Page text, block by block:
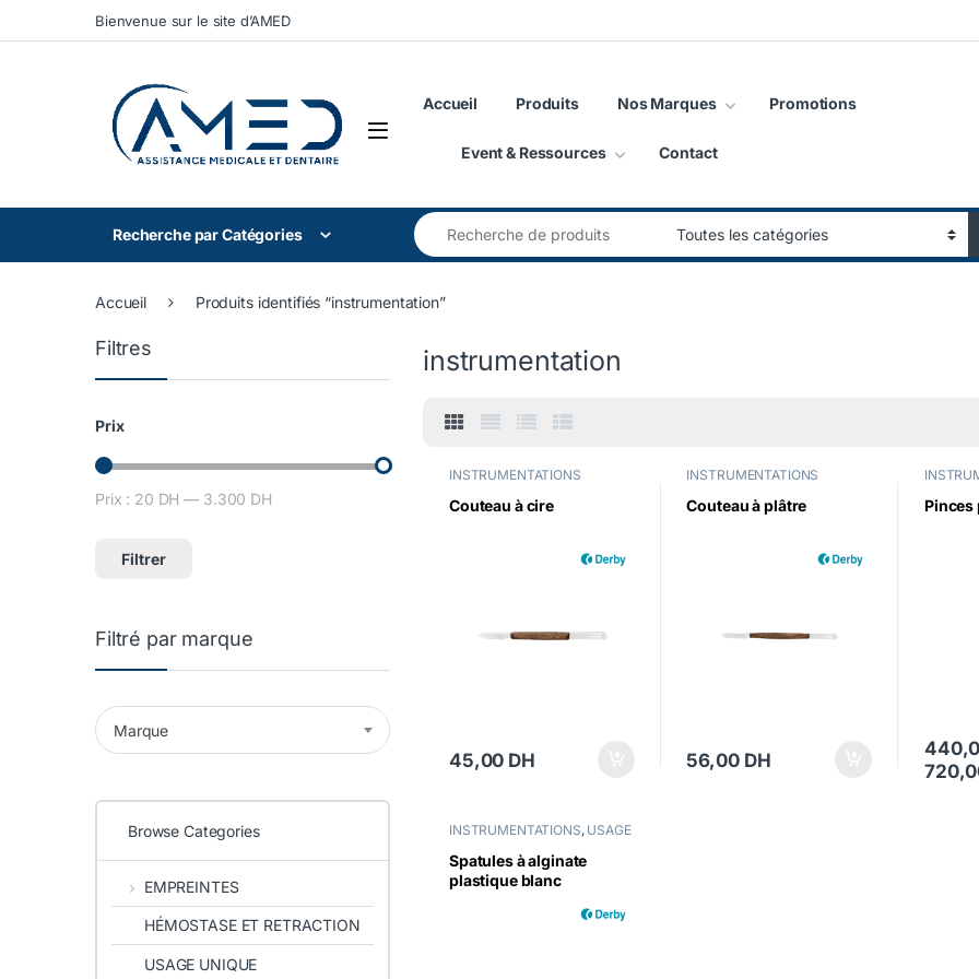
Skip to navigation
Skip to contentBienvenue sur le site d’AMED
Accueil Produits Nos Marques Promotions
Event & Ressources Contact
Recherche par Catégories
Search for:
Accueil Produits identifiés “instrumentation”
instrumentation
INSTRUMENTATIONS
Couteau à cire
45,00 DH
INSTRUMENTATIONS
Couteau à plâtre
56,00 DH Ce
INSTRUMENTATIONS, USAGE
Spatules à alginate
plastique blanc
Filtres
Prix
Prix min
Prix max
Filtrer
Prix : 20 DH — 3.300 DH
Filtré par marque
Marque
Browse Categories
EMPREINTES
HÉMOSTASE ET RETRACTION
USAGE UNIQUE